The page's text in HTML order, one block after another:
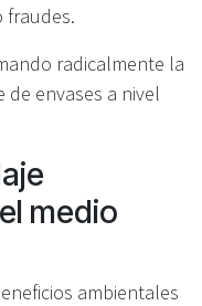
fraudes.
radicalmente la
de envases a nivel
medio
ambientales